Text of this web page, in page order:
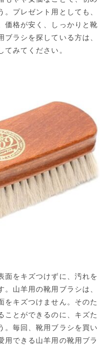
プレゼント用としても、
価格が安く、しっかりと靴
ラシを探している方は、
みてください。
面をキズつけずに、汚れを
。山羊用の靴用ブラシは、
をキズつけません。そのた
ことができるのに、キズた
。毎回、靴用ブラシを買い
用できる山羊用の靴用ブラ